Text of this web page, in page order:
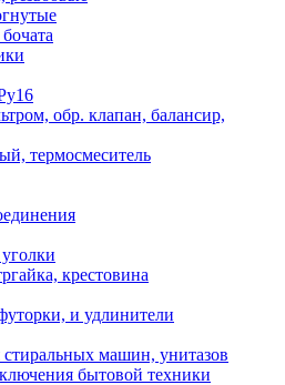
обр. клапан, балансир,
термосмеситель
крестовина
и удлинители
машин, унитазов
бытовой техники